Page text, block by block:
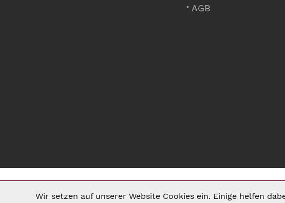
AGB
Notwendig
Wir setzen auf unserer Website Cookies ein. Einige helfen